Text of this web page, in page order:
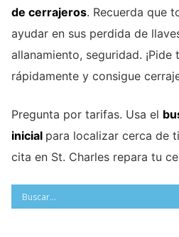
de cerrajeros. Recuerda que
ayudar en sus perdida de
allanamiento, seguridad.
rápidamente y consigue
Pregunta por tarifas. Usa el
inicial para localizar cerca de ti
cita en St. Charles repara tu